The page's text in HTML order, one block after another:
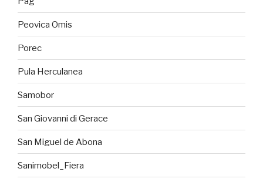
Peovica Omis
Porec
Pula Herculanea
Samobor
San Giovanni di Gerace
San Miguel de Abona
Sanimobel_Fiera